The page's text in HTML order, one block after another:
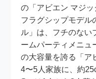
の「アビエン マジッ
フラグシップモデル
ル」は、フチのない
ームパーティメニュ
の大容量を誇る「ア
4〜5人家族に、約